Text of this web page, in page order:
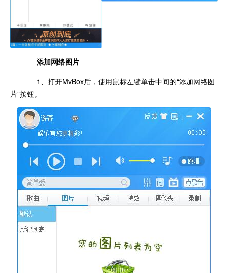
添加网络图片
1、打开MvBox后，使用鼠标左键单击中间的“添加网络图
片”按钮。